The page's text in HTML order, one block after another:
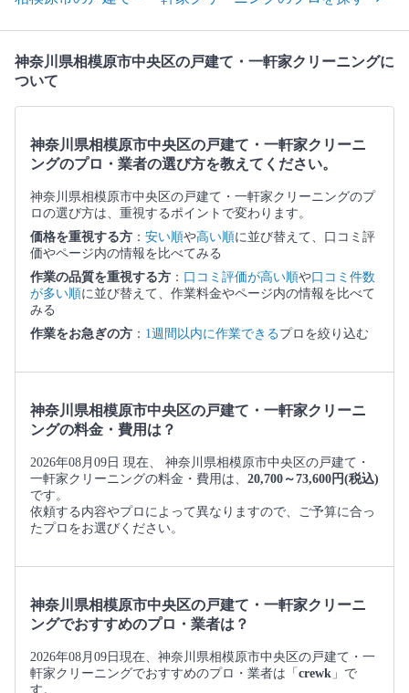
神奈川県相模原市中央区の戸建て・一軒家クリーニングに
ついて
神奈川県相模原市中央区の戸建て・一軒家クリーニ
ングのプロ・業者の選び方を教えてください。
神奈川県相模原市中央区の戸建て・一軒家クリーニングのプ
ロの選び方は、重視するポイントで変わります。
価格を重視する方 ： 安い順や高い順に並び替えて、口コミ評
価やページ内の情報を比べてみる
作業の品質を重視する方 ： 口コミ評価が高い順や口コミ件数
が多い順に並び替えて、作業料金やページ内の情報を比べて
みる
作業をお急ぎの方 ： 1週間以内に作業できるプロを絞り込む
神奈川県相模原市中央区の戸建て・一軒家クリーニ
ングの料金・費用は？
2026年08月09日 現在、 神奈川県相模原市中央区の戸建て・
一軒家クリーニングの料金・費用は、 20,700～73,600円(税込)
です。
依頼する内容やプロによって異なりますので、ご予算に合っ
たプロをお選びください。
神奈川県相模原市中央区の戸建て・一軒家クリーニ
ングでおすすめのプロ・業者は？
2026年08月09日現在、神奈川県相模原市中央区の戸建て・一
軒家クリーニングでおすすめのプロ・業者は「crewk 」で
す。